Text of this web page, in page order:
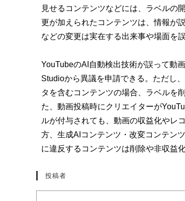
見せるコンテンツなどには、ラベルの
更が加えられたコンテンツは、情報が
などの変更は実在する出来事や場面を
YouTubeのAI自動検出技術が誤って動
Studioから異議を申請できる。ただし
タを含むコンテンツの場合、ラベルを
た、動画投稿時にクリエイターが
ルが付与されても、動画の収益化やレ
方、生成AIコンテンツ・改変コンテン
に違反するコンテンツは削除や非収益
投稿者